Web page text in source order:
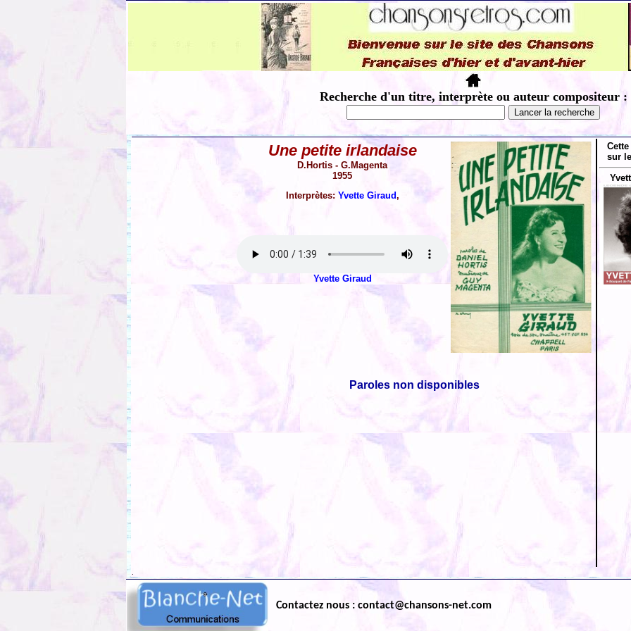
Recherche d'un titre, interprète ou auteur compositeur :
Une petite irlandaise
D.Hortis - G.Magenta
1955
Interprètes: Yvette Giraud,
Yvette Giraud
Paroles non disponibles
sur
Contactez nous : contact@chansons-net.com